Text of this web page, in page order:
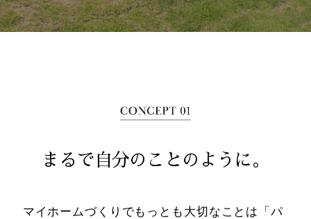
まるで自分のことのように。
マイホームづくりでもっとも大切なことは「パ